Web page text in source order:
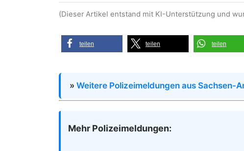
(Dieser Artikel entstand mit KI-Unterstützung und
teilen teilen teilen
» Weitere Polizeimeldungen aus Sachsen-
Mehr Polizeimeldungen: